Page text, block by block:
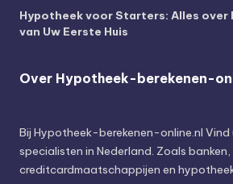
Hypotheek voor Starters: Alles over
van Uw Eerste Huis
Over Hypotheek-berekenen-
Bij Hypotheek-berekenen-online.nl Vind
specialisten in Nederland. Zoals banken,
creditcardmaatschappijen en